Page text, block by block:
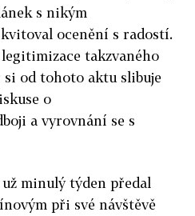
s nikým
ocenění s radostí.
takzvaného
od tohoto aktu slibuje
o
a vyrovnání se s
minulý týden předal
při své návštěvě